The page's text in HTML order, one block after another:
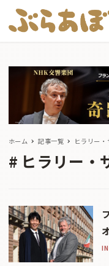
ホーム 記事一覧 ヒラリー・
ヒラリー・